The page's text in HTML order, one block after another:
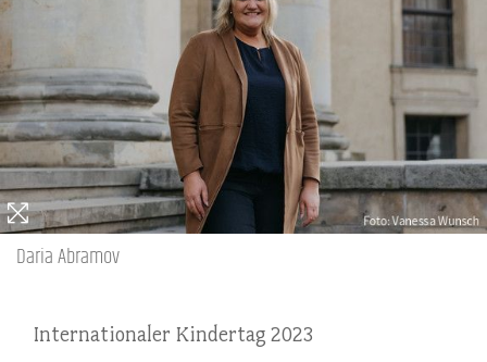
Daria Abramov
Internationaler Kindertag 2023